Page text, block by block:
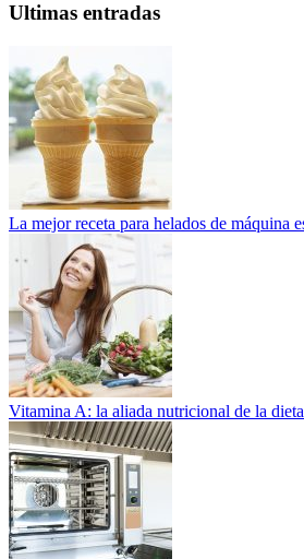
Ultimas entradas
La mejor receta para helados de máquina
Vitamina A: la aliada nutricional de la